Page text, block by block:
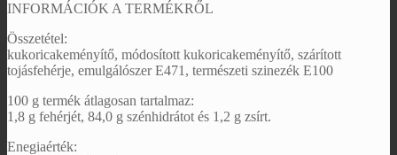
INFORMÁCIÓK A TERMÉKRŐL
Összetétel:
kukoricakeményítő, módosított kukoricakeményítő, szárított
tojásfehérje, emulgálószer E471, természeti szinezék E100
100 g termék átlagosan tartalmaz:
1,8 g fehérjét, 84,0 g szénhidrátot és 1,2 g zsírt.
Enegiaérték: